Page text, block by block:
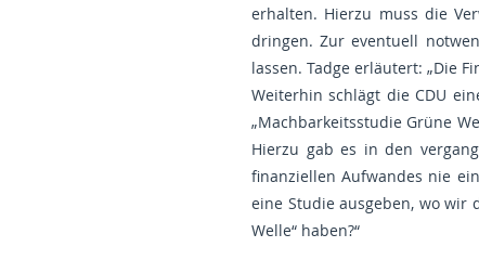
erhalten. Hierzu muss die
dringen. Zur eventuell
lassen. Tadge erläutert: „Die
Weiterhin schlägt die CDU
„Machbarkeitsstudie Grüne
Hierzu gab es in den
finanziellen Aufwandes nie
eine Studie ausgeben, wo wir
Welle“ haben?“